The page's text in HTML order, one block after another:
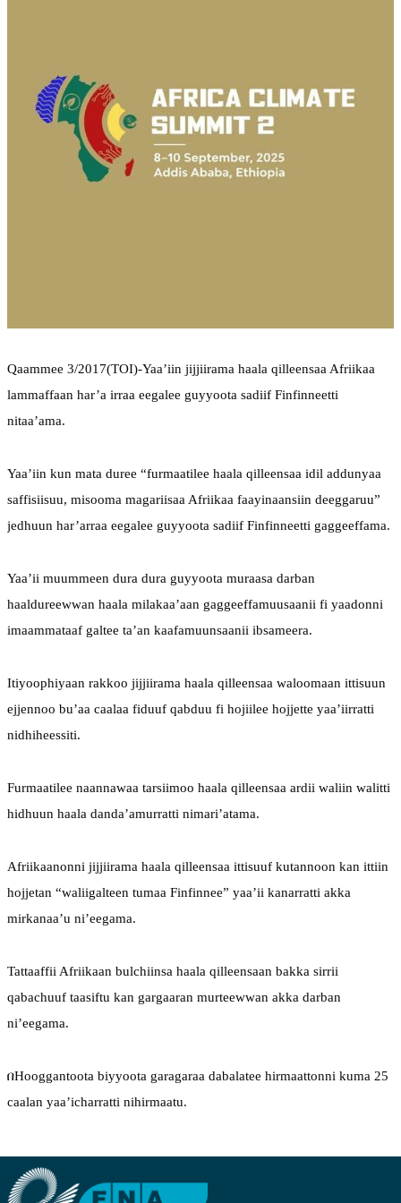
Qaammee 3/2017(TOI)-Yaa’iin jijjiirama haala qilleensaa Afriikaa
lammaffaan har’a irraa eegalee guyyoota sadiif Finfinneetti
nitaa’ama.
Yaa’iin kun mata duree “furmaatilee haala qilleensaa idil addunyaa
saffisiisuu, misooma magariisaa Afriikaa faayinaansiin deeggaruu”
jedhuun har’arraa eegalee guyyoota sadiif Finfinneetti gaggeeffama.
Yaa’ii muummeen dura dura guyyoota muraasa darban
haaldureewwan haala milakaa’aan gaggeeffamuusaanii fi yaadonni
imaammataaf galtee ta’an kaafamuunsaanii ibsameera.
Itiyoophiyaan rakkoo jijjiirama haala qilleensaa waloomaan ittisuun
ejjennoo bu’aa caalaa fiduuf qabduu fi hojiilee hojjette yaa’iirratti
nidhiheessiti.
Furmaatilee naannawaa tarsiimoo haala qilleensaa ardii waliin walitti
hidhuun haala danda’amurratti nimari’atama.
Afriikaanonni jijjiirama haala qilleensaa ittisuuf kutannoon kan ittiin
hojjetan “waliigalteen tumaa Finfinnee” yaa’ii kanarratti akka
mirkanaa’u ni’eegama.
Tattaaffii Afriikaan bulchiinsa haala qilleensaan bakka sirrii
qabachuuf taasiftu kan gargaaran murteewwan akka darban
ni’eegama.
በHooggantoota biyyoota garagaraa dabalatee hirmaattonni kuma 25
caalan yaa’icharratti nihirmaatu.